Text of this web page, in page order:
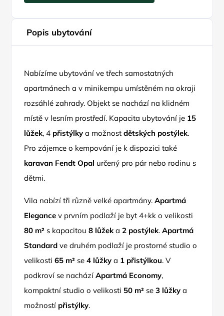
Popis ubytování
Nabízíme ubytování ve třech samostatných
apartmánech a v minikempu umístěném na okraji
rozsáhlé zahrady. Objekt se nachází na klidném
místě v lesním prostředí. Kapacita ubytování je 15
lůžek, 4 přistýlky a možnostdětských postýlek.
Pro zájemce o kempování je k dispozici také
karavan Fendt Opal určený pro pár nebo rodinu s
dětmi.
Vila nabízí tři různě velké apartmány.Apartmá
Elegance v prvním podlaží je byt 4+kk o velikosti
80 m² s kapacitou8 lůžeka2 postýlek.Apartmá
Standard ve druhém podlaží je prostorné studio o
velikosti65 m² se4 lůžky a 1 přistýlkou. V
podkroví se nacházíApartmá Economy,
kompaktní studio o velikosti 50 m² se3 lůžky a
možností přistýlky.